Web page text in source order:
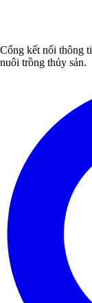
Cổng kết nối thông
nuôi trồng thủy sản.